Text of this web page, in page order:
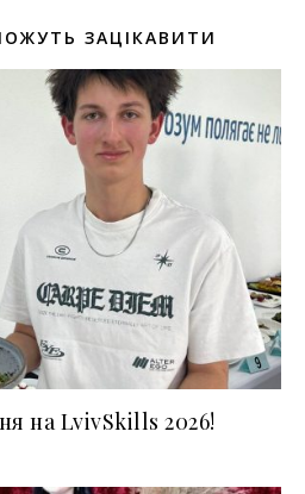
ЗАЦІКАВИТИ
на LvivSkills 2026!